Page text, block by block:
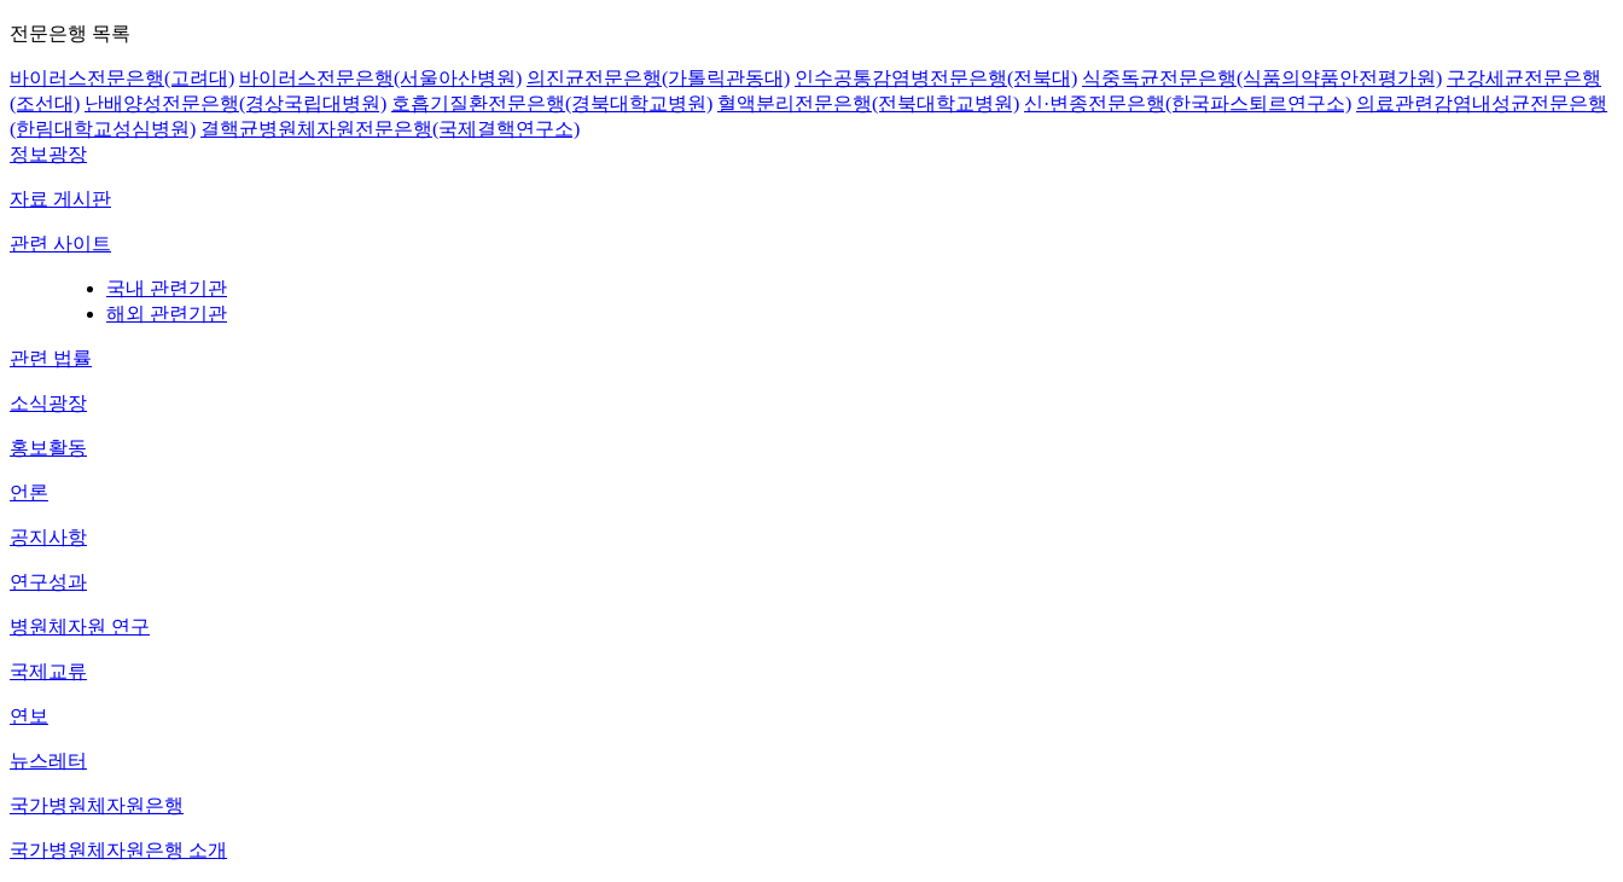
전문은행 목록
바이러스전문은행(고려대) 바이러스전문은행(서울아산병원) 의진균전문은행(가톨릭관동대) 인수공통감염병전문은행(전북대) 식중독균전문은행(식품의약품안전평가원) 구강세균전문은행
(조선대) 난배양성전문은행(경상국립대병원) 호흡기질환전문은행(경북대학교병원) 혈액분리전문은행(전북대학교병원) 신·변종전문은행(한국파스퇴르연구소) 의료관련감염내성균전문은행
(한림대학교성심병원) 결핵균병원체자원전문은행(국제결핵연구소)
정보광장
자료 게시판
관련 사이트
국내 관련기관
해외 관련기관
관련 법률
소식광장
홍보활동
언론
공지사항
연구성과
병원체자원 연구
국제교류
연보
뉴스레터
국가병원체자원은행
국가병원체자원은행 소개